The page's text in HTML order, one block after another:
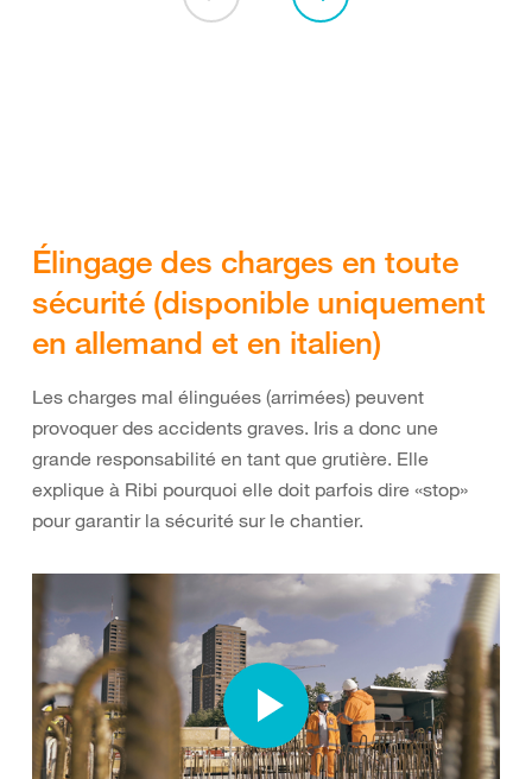
Élingage des charges en toute
sécurité (disponible uniquement
en allemand et en italien)
Les charges mal élinguées (arrimées) peuvent
provoquer des accidents graves. Iris a donc une
grande responsabilité en tant que grutière. Elle
explique à Ribi pourquoi elle doit parfois dire «stop»
pour garantir la sécurité sur le chantier.